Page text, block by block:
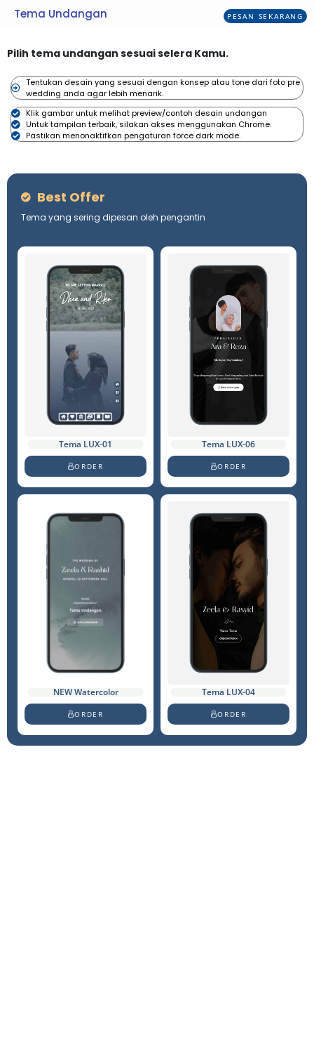
Tema Undangan PESAN SEKARANG
Pilih tema undangan sesuai selera Kamu.
Tentukan desain yang sesuai dengan konsep atau tone dari foto pre
wedding anda agar lebih menarik.
Klik gambar untuk melihat preview/contoh desain undangan
Untuk tampilan terbaik, silakan akses menggunakan Chrome.
Pastikan menonaktifkan pengaturan force dark mode.
Best Offer
Tema yang sering dipesan oleh pengantin
Tema LUX-01
ORDER
Tema LUX-06
ORDER
NEW Watercolor
ORDER
Tema LUX-04
ORDER